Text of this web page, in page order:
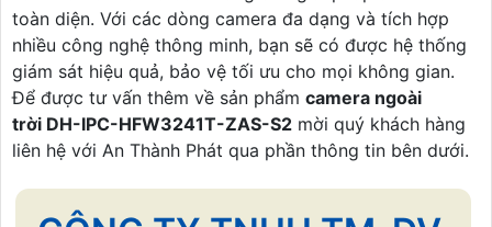
toàn diện. Với các dòng camera đa dạng và tích hợp
nhiều công nghệ thông minh, bạn sẽ có được hệ thống
giám sát hiệu quả, bảo vệ tối ưu cho mọi không gian.
Để được tư vấn thêm về sản phẩm camera ngoài
trời DH-IPC-HFW3241T-ZAS-S2 mời quý khách hàng
liên hệ với An Thành Phát qua phần thông tin bên dưới.